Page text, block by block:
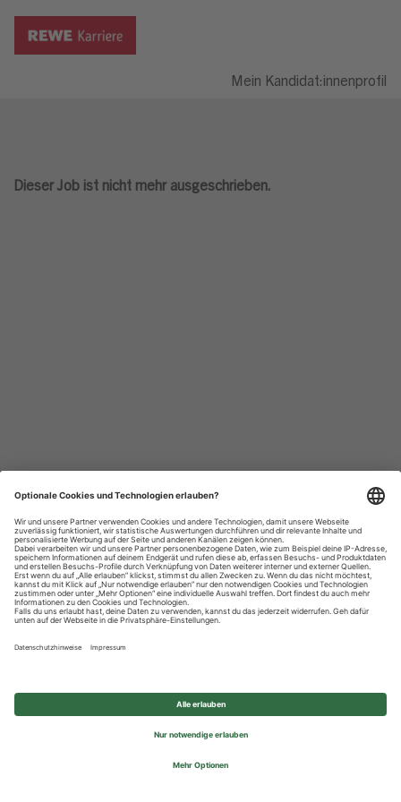
Mein Kandidat:innenprofil
Dieser Job ist nicht mehr ausgeschrieben.
Datenschutzhinweise
Impressum
Privatsphäre-Einstellungen
© 2026 REWE Group - All rights reserved